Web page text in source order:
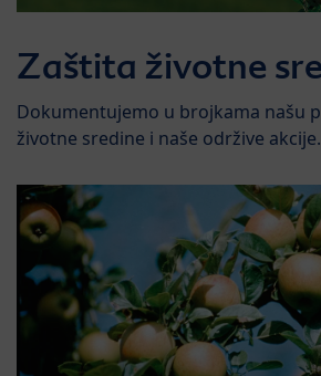
Zaštita životne
Dokumentujemo u brojkama našu
životne sredine i naše održive akcije.